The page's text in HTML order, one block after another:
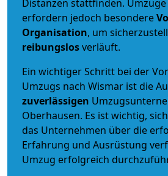
Distanzen stattfinden.
erfordern jedoch besondere
Organisation, um
reibungslosverläuft.
Ein wichtiger Schritt bei der
Umzugs nach Wismar ist die
zuverlässigen
Oberhausen. Es ist wichtig,
das Unternehmen über die
Erfahrung und Ausrüstung
Umzug erfolgreich